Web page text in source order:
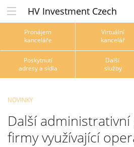
HV Investment Czech
Pronájem
kanceláře
Virtuální
kancelář
Poskytnutí
adresy a sídla
Další
služby
NOVINKY
Další
firmy využívající